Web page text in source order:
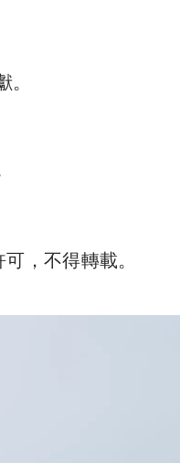
，不得轉載。